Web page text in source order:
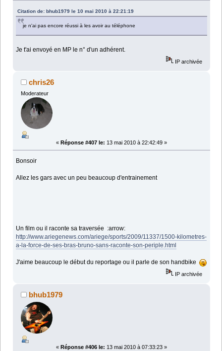
Citation de: bhub1979 le 10 mai 2010 à 22:21:19
je n'ai pas encore réussi à les avoir au téléphone
Je t'ai envoyé en MP le n° d'un adhérent.
IP archivée
chris26
Moderateur
« Réponse #407 le: 13 mai 2010 à 22:42:49 »
Bonsoir
Allez les gars avec un peu beaucoup d'entrainement
Un film ou il raconte sa traversée :arrow:
http://www.ariegenews.com/ariege/sports/2009/11337/1500-kilometres-
a-la-force-de-ses-bras-bruno-sans-raconte-son-periple.html
J'aime beaucoup le début du reportage ou il parle de son handbike
IP archivée
bhub1979
« Réponse #406 le: 13 mai 2010 à 07:33:23 »